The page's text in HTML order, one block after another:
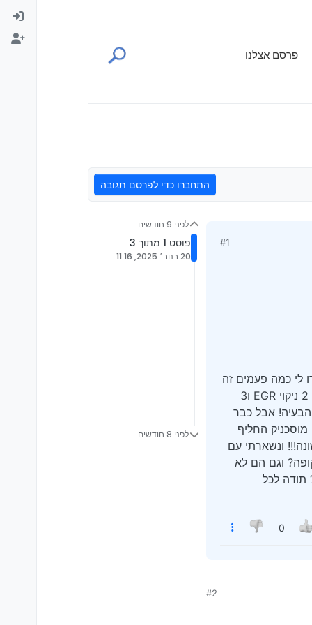
פרסם אצלנו
התחברו כדי לפרסם תגובה
#1
לי כמה פעמים זה
מאיזור הגיר לא כדאי שמישהו ייגע לך רק בטויוטה, באמת עשיתי בדיקה בטויוטה ואמרו שזה 1 פלאגים 2 ניקוי EGR ו3
את הבעיה! אבל כבר
מוסכניק החליף
ונשארתי עם
וגם הם לא
תודה לכל
0
#2
לפני 9 חודשים
פוסט 1 מתוך 3
20 בנוב׳ 2025, 11:16
לפני 8 חודשים